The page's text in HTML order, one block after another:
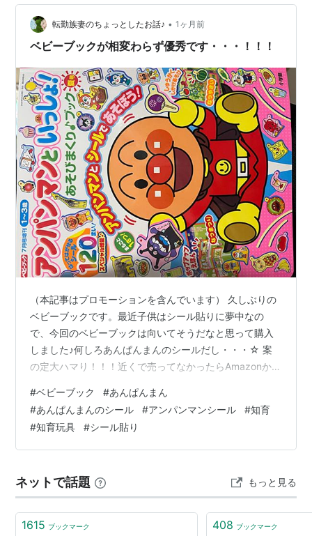
転勤族妻のちょっとしたお話♪ • 1ヶ月前
ベビーブックが相変わらず優秀です・・・！！！
（本記事はプロモーションを含んでいます） 久しぶりの
ベビーブックです。最近子供はシール貼りに夢中なの
で、今回のベビーブックは向いてそうだなと思って購入
しました♪何しろあんぱんまんのシールだし・・・☆ 案
の定大ハマり！！！近くで売ってなかったらAmazonかな
ありました♪ これはいい・・・！！！ そろそろパズルな
んかもやらせてあげたいなあと思っているので、ダイソ
ーかな？セリアかな？ ちょっと100均に行って見ようと
思っています(^^)本当はあんぱんまんのパズルをやらせて
ツマ(AGATSUMA)…
#ベビーブック #あんぱんまん
#あんぱんまんのシール #アンパンマンシール #知育
#知育玩具 #シール貼り
ネットで話題 もっと見る
1615 ブックマーク 408 ブックマーク